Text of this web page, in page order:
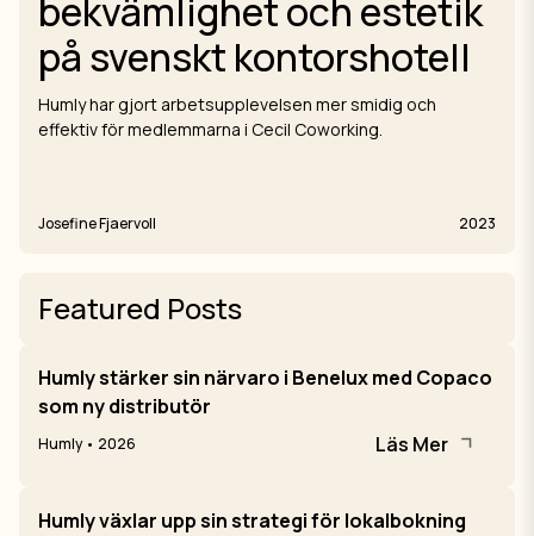
bekvämlighet och estetik
på svenskt kontorshotell
Humly har gjort arbetsupplevelsen mer smidig och
effektiv för medlemmarna i Cecil Coworking.
Josefine Fjaervoll 2023
Featured Posts
Humly stärker sin närvaro i Benelux med Copaco
som ny distributör
Humly • 2026 Läs Mer
Humly växlar upp sin strategi för lokalbokning